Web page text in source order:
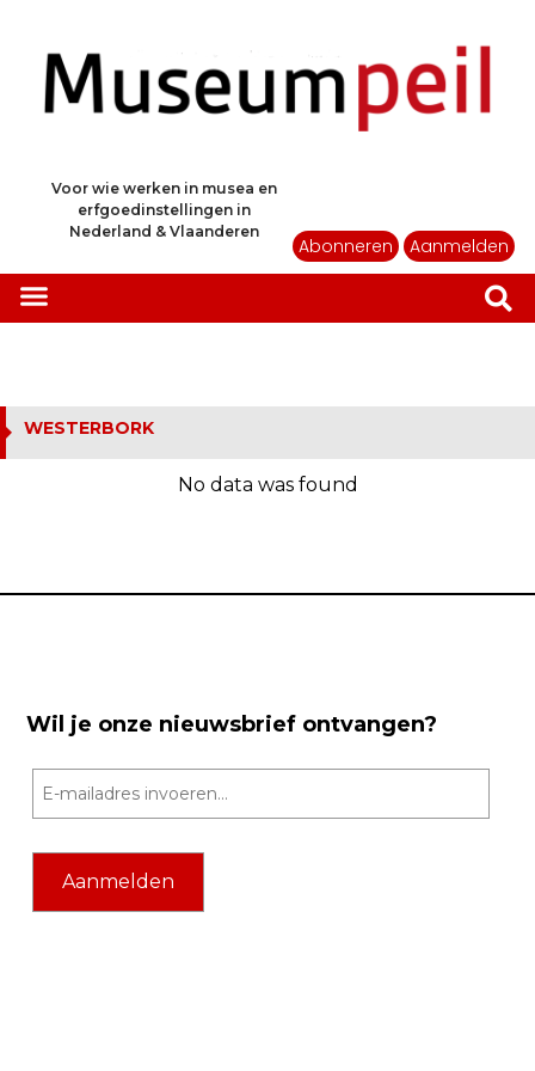
Voor wie werken in musea en
erfgoedinstellingen in
Nederland & Vlaanderen
Abonneren Aanmelden
WESTERBORK
No data was found
Wil je onze nieuwsbrief ontvangen?